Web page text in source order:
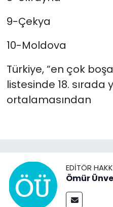
9-Çekya
10-Moldova
Türkiye, “en çok
listesinde 18.
ortalamasından
EDITÖR
Ömür